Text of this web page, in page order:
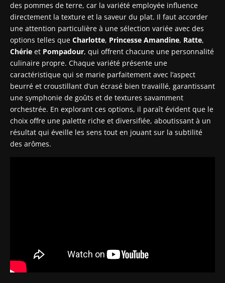
des pommes de terre, car la variété employée influence
directement la texture et la saveur du plat. Il faut accorder
une attention particulière à une sélection variée avec des
options telles que Charlotte, Princesse Amandine, Ratte,
Chérie et Pompadour, qui offrent chacune une personnalité
culinaire propre. Chaque variété présente une
caractéristique qui se marie parfaitement avec l’aspect
beurré et croustillant d’un écrasé bien travaillé, garantissant
une symphonie de goûts et de textures savamment
orchestrée. En explorant ces options, il paraît évident que le
choix offre une palette riche et diversifiée, aboutissant à un
résultat qui éveille les sens tout en jouant sur la subtilité
des arômes.